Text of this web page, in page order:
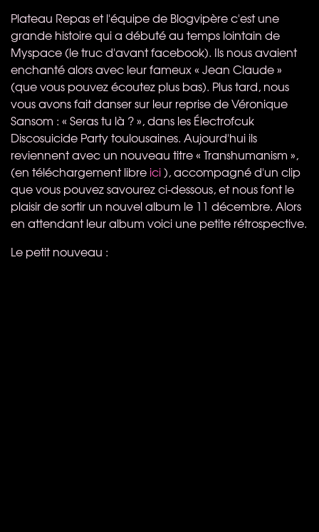
Plateau Repas et l'équipe de Blogvipère c'est une
grande histoire qui a débuté au temps lointain de
Myspace (le truc d'avant facebook). Ils nous avaient
enchanté alors avec leur fameux « Jean Claude »
(que vous pouvez écoutez plus bas). Plus tard, nous
vous avons fait danser sur leur reprise de Véronique
Sansom : « Seras tu là ? », dans les Électrofcuk
Discosuicide Party toulousaines. Aujourd'hui ils
reviennent avec un nouveau titre « Transhumanism »,
(en téléchargement libre ici), accompagné d'un clip
que vous pouvez savourez ci-dessous, et nous font le
plaisir de sortir un nouvel album le 11 décembre. Alors
en attendant leur album voici une petite rétrospective.
Le petit nouveau :